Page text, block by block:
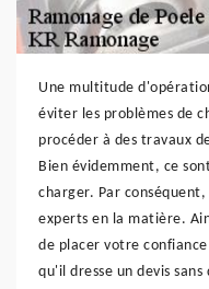
Une multitude
éviter les problèmes de
procéder à des travaux
Bien évidemment, ce
charger. Par
experts en la matière.
de placer votre
qu'il dresse un devis